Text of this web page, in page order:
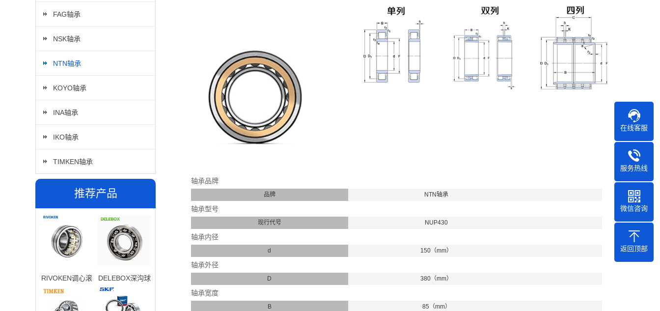
FAG轴承
NSK轴承
NTN轴承
KOYO轴承
INA轴承
IKO轴承
TIMKEN轴承
推荐产品
RIVOKEN调心滚
子轴承
DELEBOX深沟球
轴承品牌
品牌 NTN轴承
轴承型号
现行代号 NUP430
轴承内径
d 150（mm）
轴承外径
D 380（mm）
轴承宽度
B 85（mm）
在线客服
服务热线
微信咨询
返回顶部